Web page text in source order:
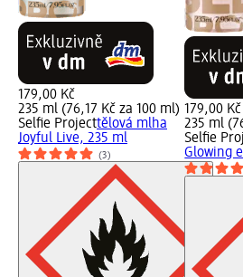
179,00 Kč
235 ml (76,17 Kč za 100 ml)
Selfie Projecttělová mlha
Joyful Live, 235 ml
(3)
179,00 Kč
235 ml
Selfie
Glowing